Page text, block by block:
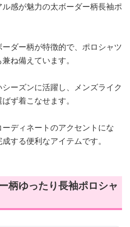
感が魅力の太ボーダー柄長袖ポ
ダー柄が特徴的で、ポロシャツ
ね備えています。
ーズンに活躍し、メンズライク
ず着こなせます。
ディネートのアクセントにな
する便利なアイテムです。
柄ゆったり長袖ポロシャ